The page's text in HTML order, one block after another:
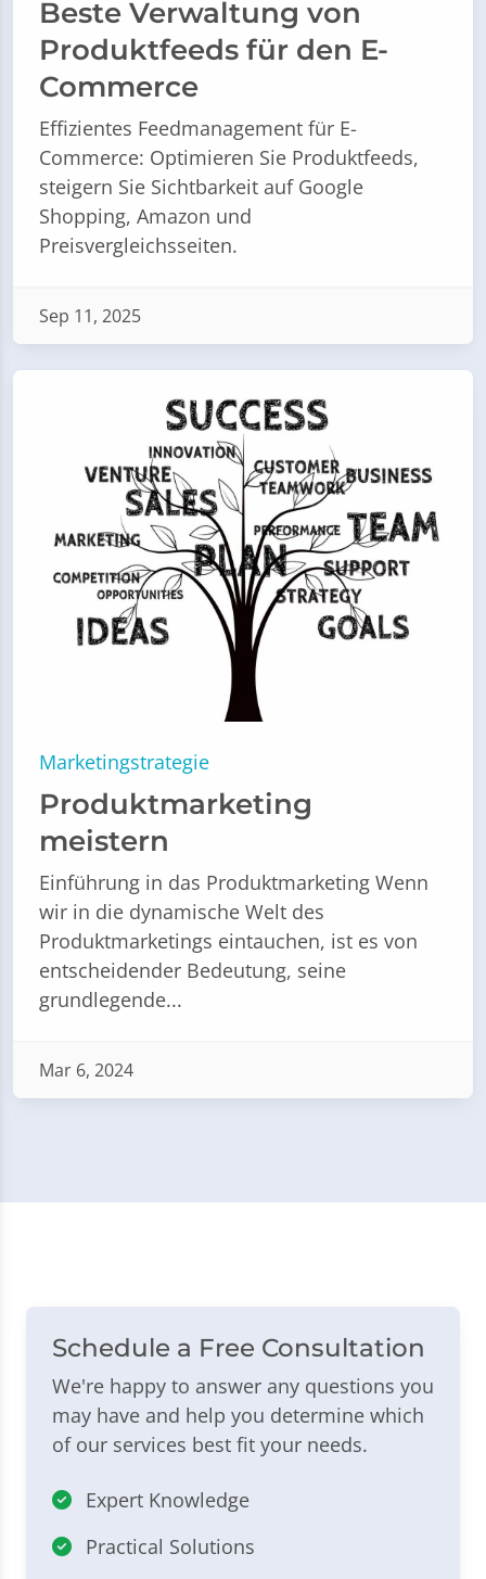
Beste Verwaltung von
Produktfeeds für den E-
Commerce
Effizientes Feedmanagement für E-
Commerce: Optimieren Sie Produktfeeds,
steigern Sie Sichtbarkeit auf Google
Shopping, Amazon und
Preisvergleichsseiten.
Sep 11, 2025
Marketingstrategie
Produktmarketing
meistern
Einführung in das Produktmarketing Wenn
wir in die dynamische Welt des
Produktmarketings eintauchen, ist es von
entscheidender Bedeutung, seine
grundlegende...
Mar 6, 2024
Schedule a Free Consultation
We're happy to answer any questions you
may have and help you determine which
of our services best fit your needs.
Expert Knowledge
Practical Solutions